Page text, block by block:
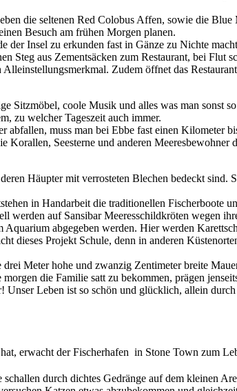
die seltenen Red Colobus Affen, sowie die
Besuch am frühen Morgen planen.
der Insel zu erkunden fast in Gänze zu Nichte
Steg aus Zementsäcken zum Restaurant, bei Flut
Zudem öffnet das
Sitzmöbel, coole Musik und alles was man sonst
zu welcher Tageszeit auch immer.
muss man bei Ebbe fast einen Kilometer
Korallen, Seesterne und anderen Meeresbewohner
Häupter mit verrosteten Blechen bedeckt sind.
in Handarbeit die traditionellen Fischerboote
auf Sansibar Meeresschildkröten wegen
abgegeben werden. Hier werden
dieses Projekt Schule, denn in anderen
Meter hohe und zwanzig Zentimeter breite
die Familie satt zu bekommen, prägen
Leben ist so schön und glücklich, allein
erwacht der Fischerhafen in Stone Town zum
durch dichtes Gedränge auf dem kleinen